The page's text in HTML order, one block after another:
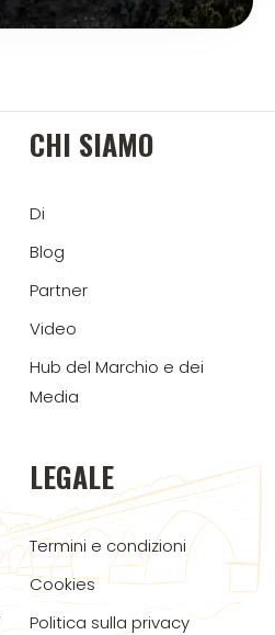
CHI SIAMO
Di
Blog
Partner
Video
Hub del Marchio e dei
Media
LEGALE
Termini e condizioni
Cookies
Politica sulla privacy